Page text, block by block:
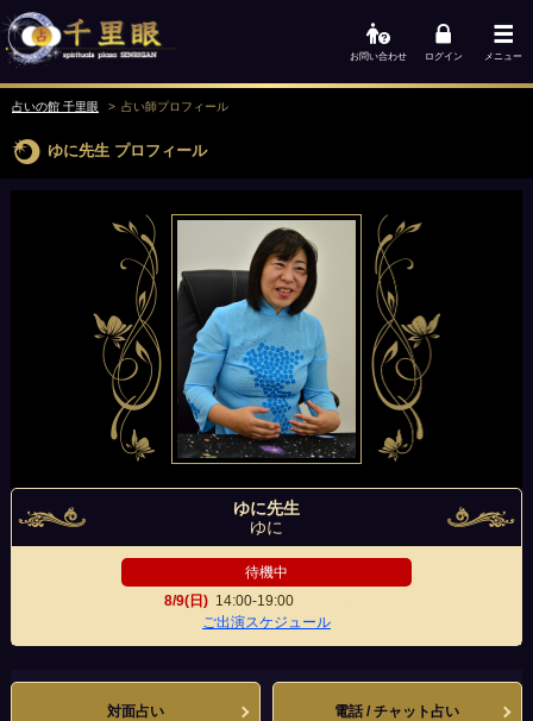
お問い合わせ ログイン メニュー
占いの館 千里眼 占い師プロフィール
ゆに先生 プロフィール
ゆに先生
ゆに
待機中
8/9(日) 14:00-19:00
ご出演スケジュール
対面占い 電話 / チャット占い